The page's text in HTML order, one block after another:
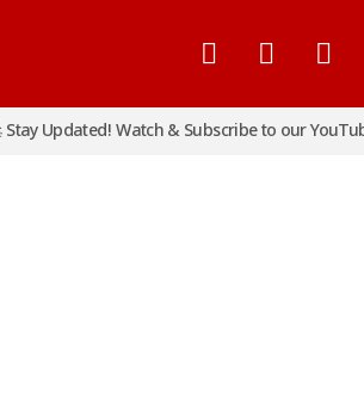
Updated! Watch & Subscribe to our YouTube